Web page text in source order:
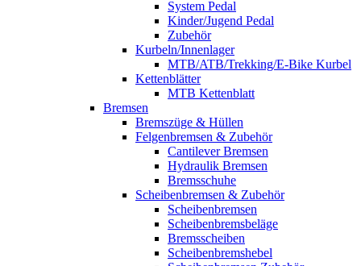
System Pedal
Kinder/Jugend Pedal
Zubehör
Kurbeln/Innenlager
MTB/ATB/Trekking/E-Bike Kurbel
Kettenblätter
MTB Kettenblatt
Bremsen
Bremszüge & Hüllen
Felgenbremsen & Zubehör
Cantilever Bremsen
Hydraulik Bremsen
Bremsschuhe
Scheibenbremsen & Zubehör
Scheibenbremsen
Scheibenbremsbeläge
Bremsscheiben
Scheibenbremshebel